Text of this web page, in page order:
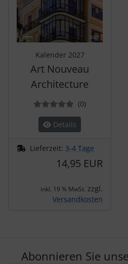
Kalender 2027
Art Nouveau
Architecture
(0Bewertungen
)
Details
Lieferzeit: 3-4 Tage
14,95 EUR
inkl. 19 % MwSt. zzgl.
Versandkosten
Abonnieren Sie